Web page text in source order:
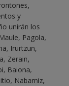
y
unirán los
Pagola,
Irurtzun,
Zerain,
Baiona,
Nabarniz,